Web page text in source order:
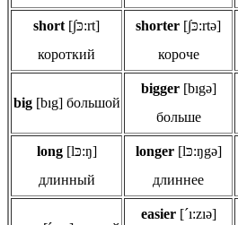
short [∫כּ:rt]
короткий
shorter [∫כּ:rtə]
короче
big[bıg] большой
bigger[bıgə]
больше
long[lכּ:ŋ]
длинный
longer[lכּ:ŋgə]
длиннее
easier[´ı:zıə]